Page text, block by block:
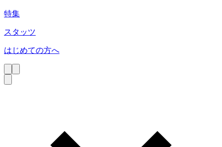
特集
スタッツ
はじめての方へ